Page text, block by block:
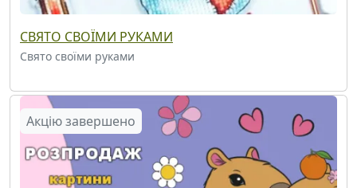
СВЯТО СВОЇМИ РУКАМИ
Свято своїми руками
Акцію завершено